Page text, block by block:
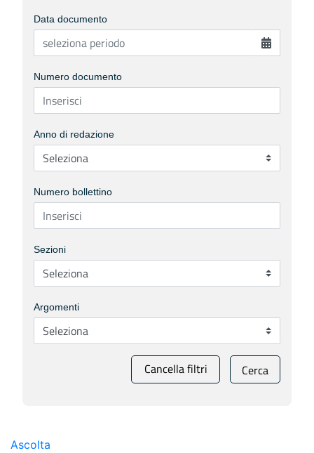
Data documento
Numero documento
Anno di redazione
Numero bollettino
Sezioni
Argomenti
Cancella filtri Cerca
Ascolta